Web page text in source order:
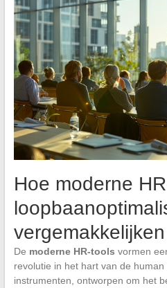
Hoe moderne
vergemakkelijken
De moderne HR-tools vormen
revolutie in het hart van de
instrumenten, ontworpen om het